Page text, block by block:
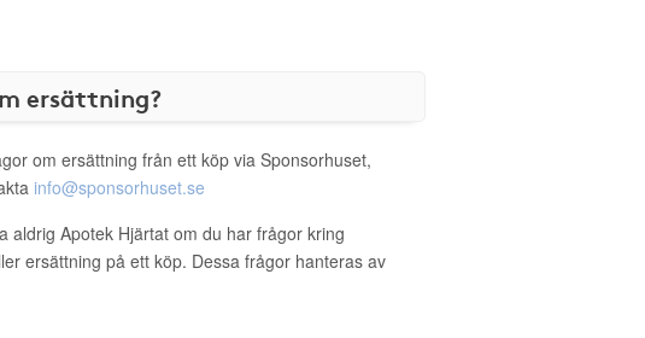
ersättning?
om ersättning från ett köp via Sponsorhuset,
info@sponsorhuset.se
aldrig Apotek Hjärtat om du har frågor kring
ersättning på ett köp. Dessa frågor hanteras av